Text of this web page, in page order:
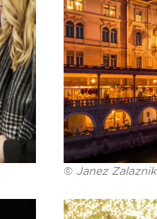
© Janez Zalaznik